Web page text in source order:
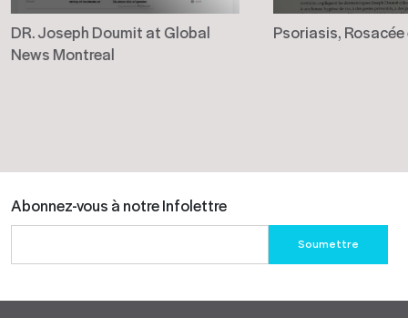
DR. Joseph Doumit at Global
News Montreal
Psoriasis,
Abonnez-vous à notre Infolettre
leave
field